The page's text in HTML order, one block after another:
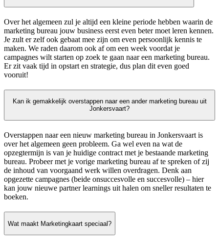
Over het algemeen zul je altijd een kleine periode hebben waarin de
marketing bureau jouw business eerst even beter moet leren kennen.
Je zult er zelf ook gebaat mee zijn om even persoonlijk kennis te
maken. We raden daarom ook af om een week voordat je
campagnes wilt starten op zoek te gaan naar een marketing bureau.
Er zit vaak tijd in opstart en strategie, dus plan dit even goed
vooruit!
Kan ik gemakkelijk overstappen naar een ander marketing bureau uit
Jonkersvaart?
Overstappen naar een nieuw marketing bureau in Jonkersvaart is
over het algemeen geen probleem. Ga wel even na wat de
opzegtermijn is van je huidige contract met je bestaande marketing
bureau. Probeer met je vorige marketing bureau af te spreken of zij
de inhoud van voorgaand werk willen overdragen. Denk aan
opgezette campagnes (beide onsuccesvolle en succesvolle) – hier
kan jouw nieuwe partner learnings uit halen om sneller resultaten te
boeken.
Wat maakt Marketingkaart speciaal?